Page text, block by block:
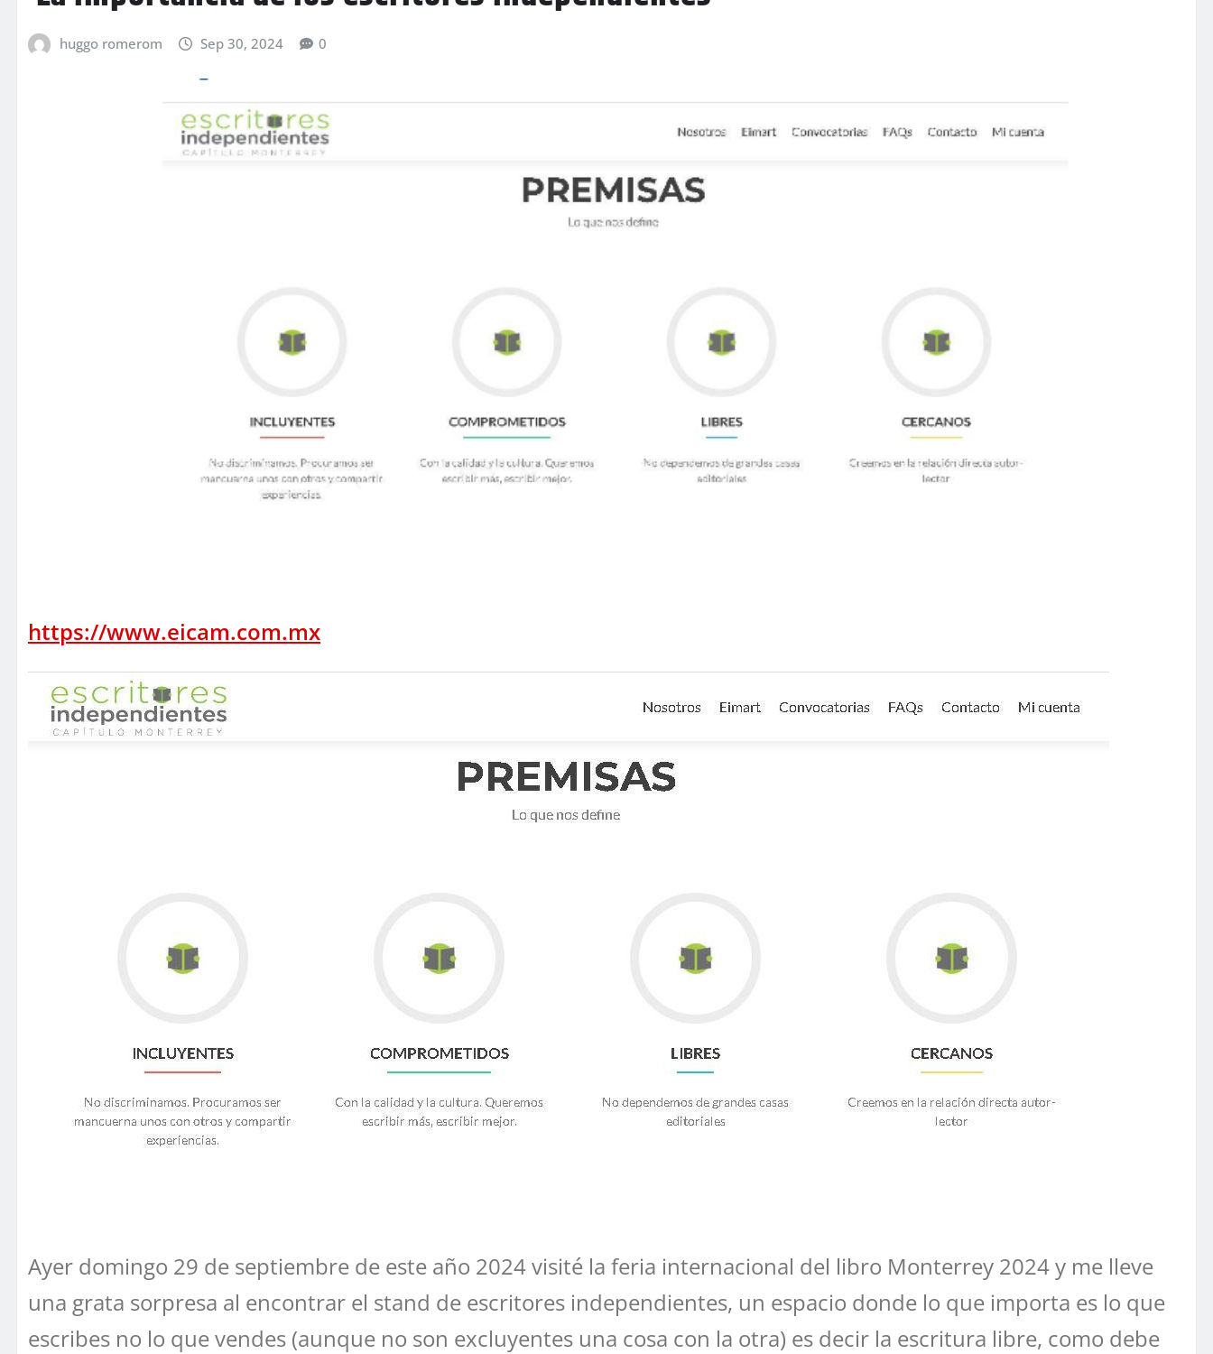
huggo romerom Sep 30, 2024 0
https://www.eicam.com.mx
Ayer domingo 29 de septiembre de este año 2024 visité la feria internacional del libro Monterrey 2024 y me lleve
una grata sorpresa al encontrar el stand de escritores independientes, un espacio donde lo que importa es lo que
escribes no lo que vendes (aunque no son excluyentes una cosa con la otra) es decir la escritura libre, como debe